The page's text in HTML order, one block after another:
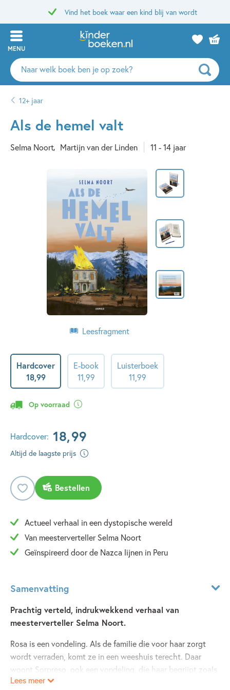
Vind het boek waar een kind blij van wordt
MENU
Zoeken
naar
auteurs
uitgevers
12+ jaar
Als de hemel valt
Selma Noort Martijn van der Linden 11 - 14 jaar
Leesfragment
Hardcover
18,99
E-book
11,99
Luisterboek
11,99
Op voorraad
Hardcover: 18,99
Altijd de laagste prijs
Bestellen
Actueel verhaal in een dystopische wereld
Van meesterverteller Selma Noort
Geïnspireerd door de Nazca lijnen in Peru
Samenvatting
Prachtig verteld, indrukwekkend verhaal van
meesterverteller Selma Noort.
Rosa is een vondeling. Als de familie die voor haar zorgt
wordt verraden, komt ze in een weeshuis terecht. Daar
woont Sorpreso, ook een vondeling, die haar begrijpt zoals
niemand anders dat kan. Wanneer er opnieuw geweld
Lees meer